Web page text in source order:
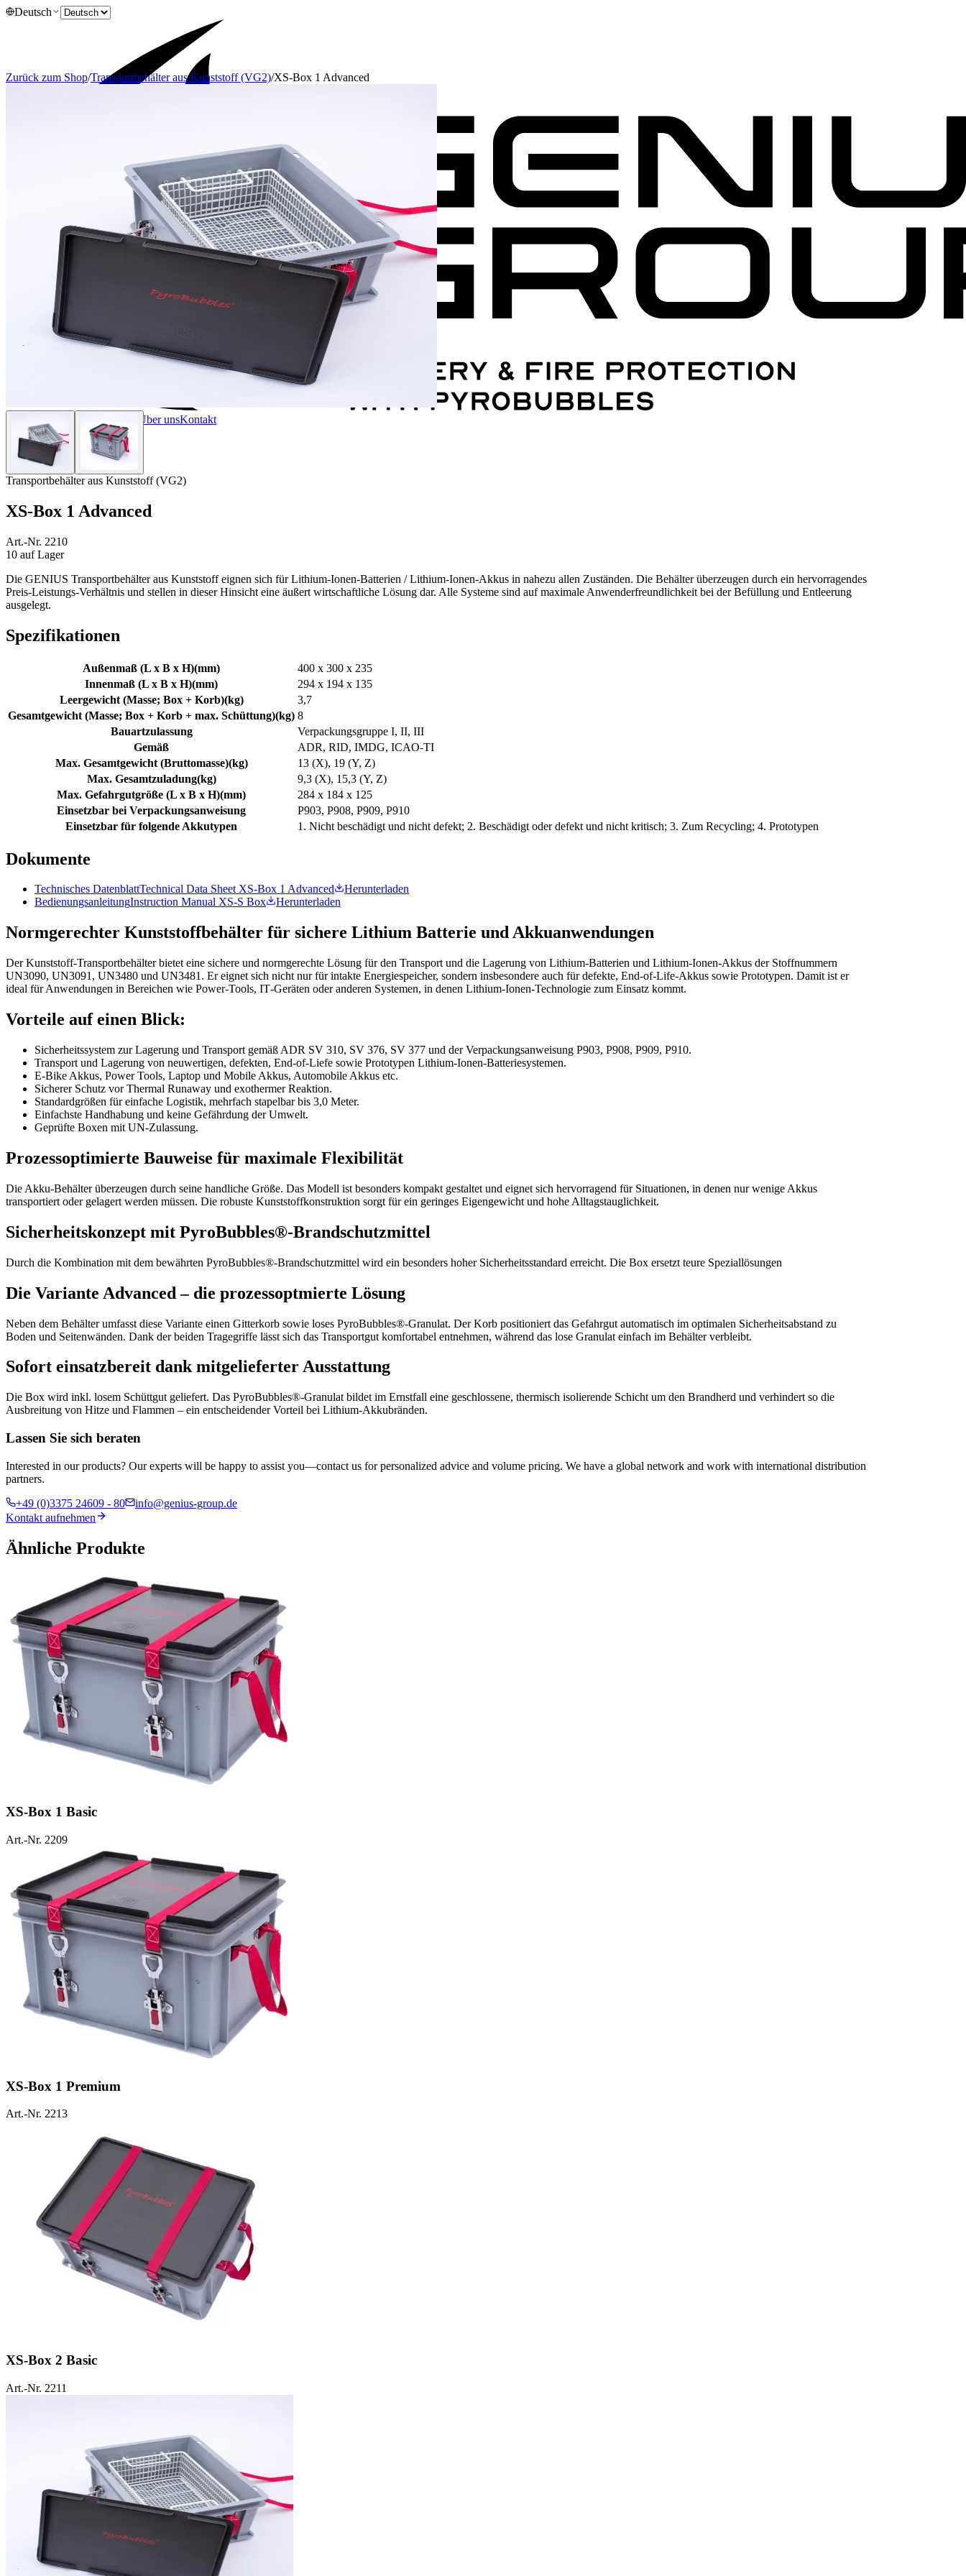
Deutsch
Über unsKontakt
Zurück zum Shop/Transportbehälter aus Kunststoff (VG2)/XS-Box 1 Advanced
Transportbehälter aus Kunststoff (VG2)
XS-Box 1 Advanced
Art.-Nr. 2210
10 auf Lager
Die GENIUS Transportbehälter aus Kunststoff eignen sich für Lithium-Ionen-Batterien / Lithium-Ionen-Akkus in nahezu allen Zuständen. Die Behälter überzeugen durch ein hervorragendes
Preis-Leistungs-Verhältnis und stellen in dieser Hinsicht eine äußert wirtschaftliche Lösung dar. Alle Systeme sind auf maximale Anwenderfreundlichkeit bei der Befüllung und Entleerung
ausgelegt.
Spezifikationen
Außenmaß (L x B x H)(mm)
400 x 300 x 235
Innenmaß (L x B x H)(mm)
294 x 194 x 135
Leergewicht (Masse; Box + Korb)(kg)
3,7
Gesamtgewicht (Masse; Box + Korb + max. Schüttung)(kg) 8
Bauartzulassung
Verpackungsgruppe I, II, III
Gemäß
ADR, RID, IMDG, ICAO-TI
Max. Gesamtgewicht (Bruttomasse)(kg)
13 (X), 19 (Y, Z)
Max. Gesamtzuladung(kg)
9,3 (X), 15,3 (Y, Z)
Max. Gefahrgutgröße (L x B x H)(mm)
284 x 184 x 125
Einsetzbar bei Verpackungsanweisung
P903, P908, P909, P910
Einsetzbar für folgende Akkutypen
1. Nicht beschädigt und nicht defekt; 2. Beschädigt oder defekt und nicht kritisch; 3. Zum Recycling; 4. Prototypen
Dokumente
Technisches DatenblattTechnical Data Sheet XS-Box 1 Advanced
Herunterladen
BedienungsanleitungInstruction Manual XS-S Box Herunterladen
Normgerechter Kunststoffbehälter für sichere Lithium Batterie und Akkuanwendungen
Der Kunststoff‑Transportbehälter bietet eine sichere und normgerechte Lösung für den Transport und die Lagerung von Lithium‑Batterien und Lithium‑Ionen‑Akkus der Stoffnummern
UN3090, UN3091, UN3480 und UN3481. Er eignet sich nicht nur für intakte Energiespeicher, sondern insbesondere auch für defekte, End‑of‑Life‑Akkus sowie Prototypen. Damit ist er
ideal für Anwendungen in Bereichen wie Power‑Tools, IT‑Geräten oder anderen Systemen, in denen Lithium‑Ionen‑Technologie zum Einsatz kommt.
Vorteile auf einen Blick:
Sicherheitssystem zur Lagerung und Transport gemäß ADR SV 310, SV 376, SV 377 und der Verpackungsanweisung P903, P908, P909, P910.
Transport und Lagerung von neuwertigen, defekten, End-of-Liefe sowie Prototypen Lithium-Ionen-Batteriesystemen.
E-Bike Akkus, Power Tools, Laptop und Mobile Akkus, Automobile Akkus etc.
Sicherer Schutz vor Thermal Runaway und exothermer Reaktion.
Standardgrößen für einfache Logistik, mehrfach stapelbar bis 3,0 Meter.
Einfachste Handhabung und keine Gefährdung der Umwelt.
Geprüfte Boxen mit UN-Zulassung.
Prozessoptimierte Bauweise für maximale Flexibilität
Die Akku‑Behälter überzeugen durch seine handliche Größe. Das Modell ist besonders kompakt gestaltet und eignet sich hervorragend für Situationen, in denen nur wenige Akkus
transportiert oder gelagert werden müssen. Die robuste Kunststoffkonstruktion sorgt für ein geringes Eigengewicht und hohe Alltagstauglichkeit.
Sicherheitskonzept mit PyroBubbles®‑Brandschutzmittel
Durch die Kombination mit dem bewährten PyroBubbles®‑Brandschutzmittel wird ein besonders hoher Sicherheitsstandard erreicht. Die Box ersetzt teure Speziallösungen
Die Variante Advanced – die prozessoptmierte Lösung
Neben dem Behälter umfasst diese Variante einen Gitterkorb sowie loses PyroBubbles®‑Granulat. Der Korb positioniert das Gefahrgut automatisch im optimalen Sicherheitsabstand zu
Boden und Seitenwänden. Dank der beiden Tragegriffe lässt sich das Transportgut komfortabel entnehmen, während das lose Granulat einfach im Behälter verbleibt.
Sofort einsatzbereit dank mitgelieferter Ausstattung
Die Box wird inkl. losem Schüttgut geliefert. Das PyroBubbles®‑Granulat bildet im Ernstfall eine geschlossene, thermisch isolierende Schicht um den Brandherd und verhindert so die
Ausbreitung von Hitze und Flammen – ein entscheidender Vorteil bei Lithium‑Akkubränden.
Lassen Sie sich beraten
Interested in our products? Our experts will be happy to assist you—contact us for personalized advice and volume pricing. We have a global network and work with international distribution
partners.
+49 (0)3375 24609 - 80
info@genius-group.de
Kontakt aufnehmen
Ähnliche Produkte
XS-Box 1 Basic
Art.-Nr. 2209
XS-Box 1 Premium
Art.-Nr. 2213
XS-Box 2 Basic
Art.-Nr. 2211